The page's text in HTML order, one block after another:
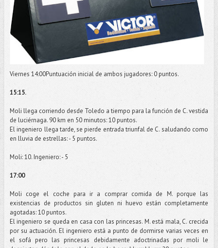
Viernes 14:00Puntuación inicial de ambos jugadores: 0 puntos.
15:15.
Moli llega corriendo desde Toledo a tiempo para la función de C. vestida
de luciérnaga. 90 km en 50 minutos: 10 puntos.
El ingeniero llega tarde, se pierde entrada triunfal de C. saludando como
en lluvia de estrellas: - 5 puntos.
Moli: 10. Ingeniero: - 5
17:00
Moli coge el coche para ir a comprar comida de M. porque las
existencias de productos sin gluten ni huevo están completamente
agotadas: 10 puntos.
El ingeniero se queda en casa con las princesas. M. está mala, C. crecida
por su actuación. El ingeniero está a punto de dormirse varias veces en
el sofá pero las princesas debidamente adoctrinadas pormoli le